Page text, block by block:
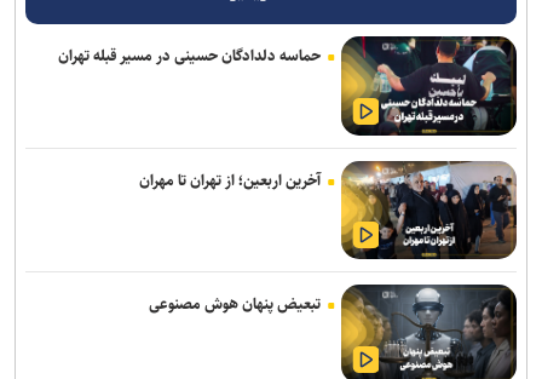
برپایی موکب بانک سینا در مسیر راهپیمایی جاماندگان اربعین حسینی
حماسه دلدادگان حسینی در مسیر قبله تهران
آخرین اربعین؛ از تهران تا مهران
تبعیض پنهان هوش مصنوعی